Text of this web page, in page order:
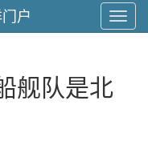
户
舰队是北